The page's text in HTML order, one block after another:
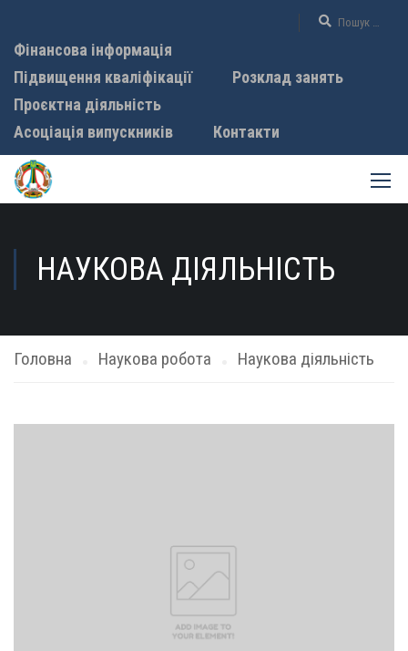
Фінансова інформація
Підвищення кваліфікації
Розклад занять
Проєктна діяльність
Асоціація випускників
Контакти
НАУКОВА ДІЯЛЬНІСТЬ
Головна Наукова робота Наукова діяльність